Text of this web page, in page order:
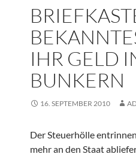
IHR GELD
BUNKERN
16. SEPTEMBER 2010
Der Steuerhölle
mehr an den Staat